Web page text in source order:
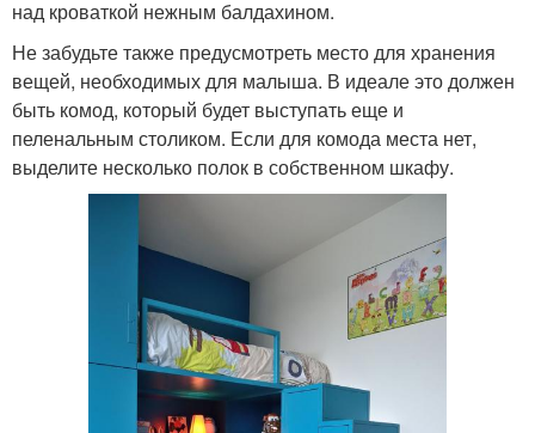
над кроваткой нежным балдахином.
Не забудьте также предусмотреть место для хранения
вещей, необходимых для малыша. В идеале это должен
быть комод, который будет выступать еще и
пеленальным столиком. Если для комода места нет,
выделите несколько полок в собственном шкафу.